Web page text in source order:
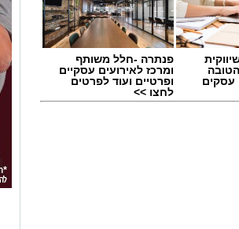
עסקים
פנתרה -חלל משותף
ומרכז לאירועים עסקיים
ופרטיים ועוד לפרטים
לחצו >>